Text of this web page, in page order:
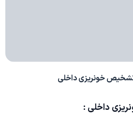
خونریزی داخلی
داخلی :